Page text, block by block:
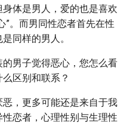
体是男人，爱的也是喜欢
”。而男同性恋者首先在性
同样的男人。
男子觉得恶心，您怎么看
区别和联系？
，更多可能还是来自于我
恋者，心理性别与生理性